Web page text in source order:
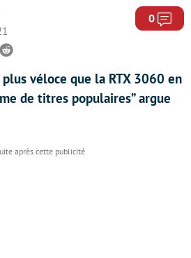
0
Reddit
véloce que la RTX 3060 en
de titres populaires” argue